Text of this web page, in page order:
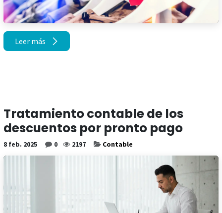
Leer más
Tratamiento contable de los
descuentos por pronto pago
8 feb. 2025 0 2197 Contable